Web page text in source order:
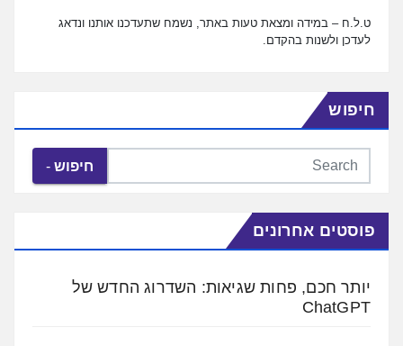
ט.ל.ח – במידה ומצאת טעות באתר, נשמח שתעדכנו אותנו ונדאג
לעדכן ולשנות בהקדם.
חיפוש
חיפוש
פוסטים אחרונים
יותר חכם, פחות שגיאות: השדרוג החדש של
ChatGPT